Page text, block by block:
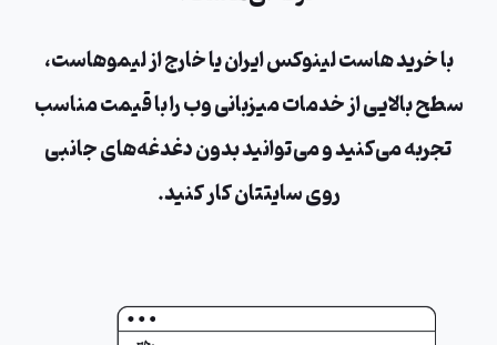
با خرید هاست لینوکس ایران یا خارج از لیموهاست،
سطح بالایی از خدمات میزبانی وب را با قیمت مناسب
تجربه می‌کنید و می‌توانید بدون دغدغه‌های جانبی
روی سایتتان کار کنید.